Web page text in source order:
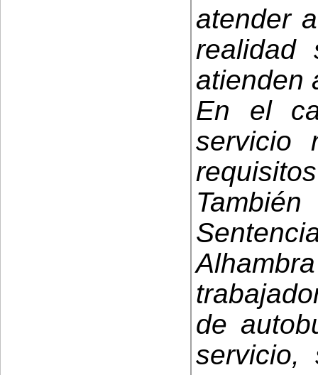
atender
realidad
atienden
En el
servicio
de
servicio,